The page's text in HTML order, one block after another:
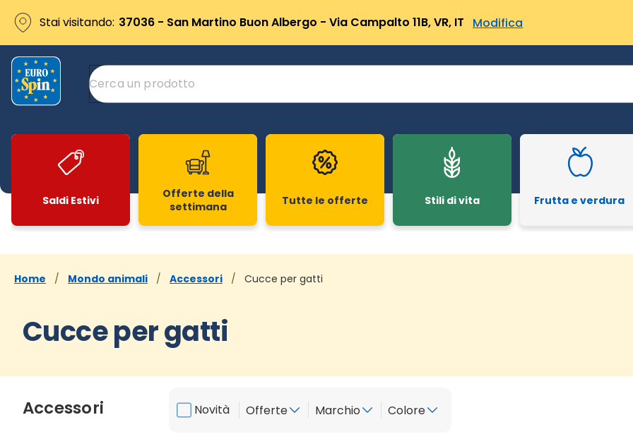
Stai visitando: 37036 - San Martino Buon Albergo - Via Campalto 11B, VR, IT Modifica
Saldi Estivi
Offerte della
settimana
Tutte le offerte Stili di vita Frutta e verdura
Home / Mondo animali / Accessori / Cucce per gatti
Cucce per gatti
Accessori Novità Offerte Marchio Colore